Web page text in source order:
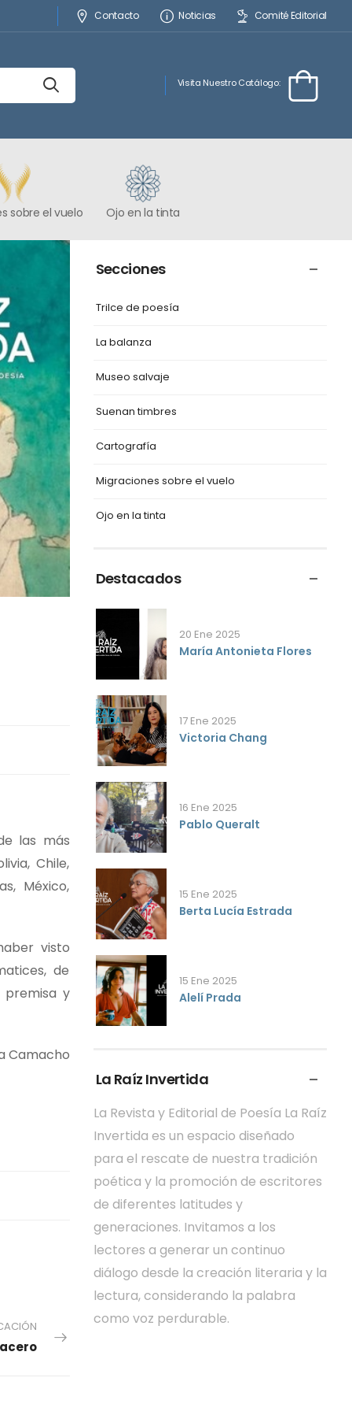
Contacto Noticias Comité Editorial
Visita Nuestro Catálogo:
sobre el vuelo Ojo en la tinta
las más
Chile,
México,
visto
de
premisa y
Camacho
Secciones
Trilce de poesía
La balanza
Museo salvaje
Suenan timbres
Cartografía
Migraciones sobre el vuelo
Ojo en la tinta
Destacados
20 Ene 2025
María Antonieta Flores
17 Ene 2025
Victoria Chang
16 Ene 2025
Pablo Queralt
15 Ene 2025
Berta Lucía Estrada
15 Ene 2025
Alelí Prada
La Raíz Invertida
La Revista y Editorial de Poesía La Raíz
Invertida es un espacio diseñado
para el rescate de nuestra tradición
poética y la promoción de escritores
de diferentes latitudes y
generaciones. Invitamos a los
lectores a generar un continuo
diálogo desde la creación literaria y la
lectura, considerando la palabra
como voz perdurable.